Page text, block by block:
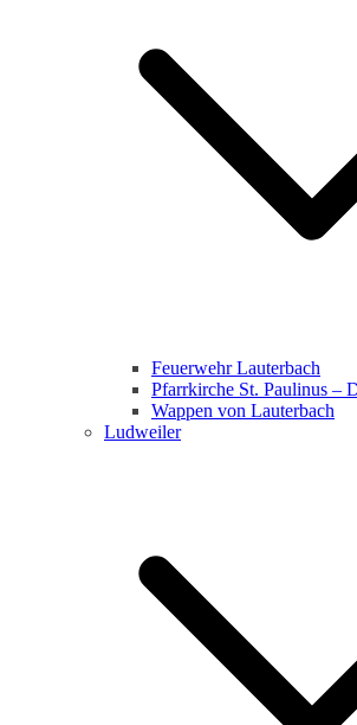
Feuerwehr Lauterbach
Pfarrkirche St. Paulinus –
Wappen von Lauterbach
Ludweiler